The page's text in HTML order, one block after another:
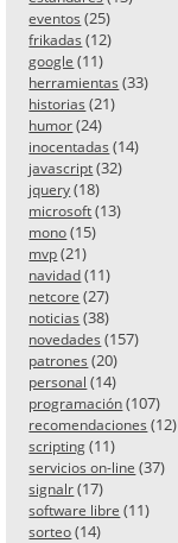
eventos (25)
frikadas (12)
google (11)
herramientas (33)
historias (21)
humor (24)
inocentadas (14)
javascript (32)
jquery (18)
microsoft (13)
mono (15)
mvp (21)
navidad (11)
netcore (27)
noticias (38)
novedades (157)
patrones (20)
personal (14)
programación (107)
recomendaciones (12)
scripting (11)
servicios on-line (37)
signalr (17)
software libre (11)
sorteo (14)